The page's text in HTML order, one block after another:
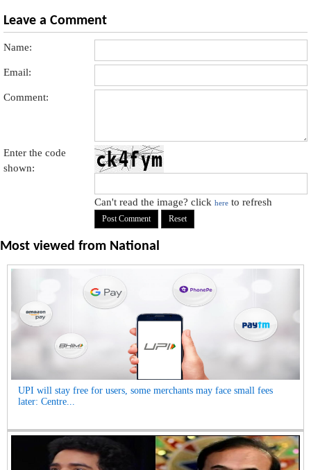
Leave a Comment
Name:
Email:
Comment:
Enter the code
shown:
Can't read the image? clickhere to refresh
Most viewed from National
UPI will stay free for users, some merchants may face small fees
later: Centre...